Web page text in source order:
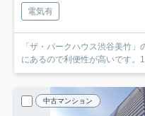
電気有
「ザ・パークハウス渋谷美竹
にあるので利便性が高いです。
中古マンション